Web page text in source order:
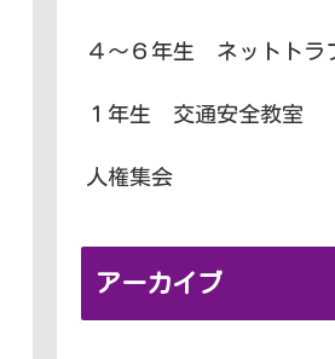
４～６年生 ネットトラ
１年生 交通安全教室
人権集会
アーカイブ